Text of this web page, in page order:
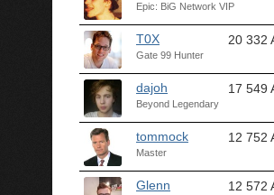
Epic: BiG Network VIP
T0X 20 332
Gate 99 Hunter
dajoh 17 549
Beyond Legendary
tommock 12 752
Master
Glenn 12 572